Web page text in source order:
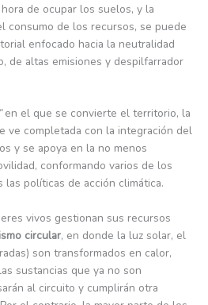
de ocupar los suelos, y la
consumo de los recursos, se puede
enfocado hacia la neutralidad
de altas emisiones y despilfarrador
en el que se convierte el territorio, la
ve completada con la integración del
y se apoya en la no menos
conformando varios de los
políticas de acción climática.
vivos gestionan sus recursos
circular, en donde la luz solar, el
son transformados en calor,
sustancias que ya no son
al circuito y cumplirán otra